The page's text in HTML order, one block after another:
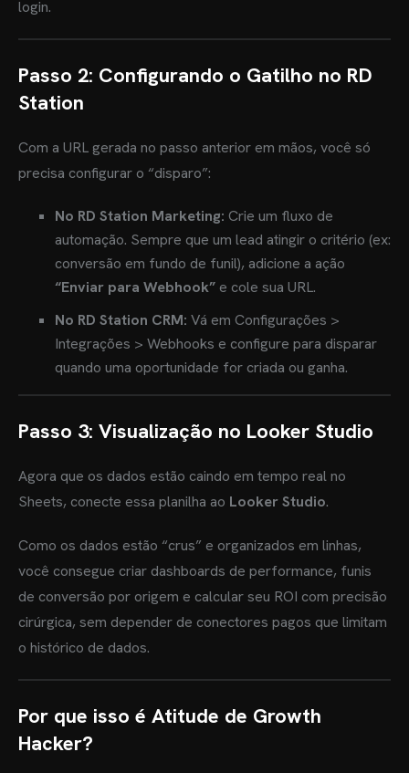
login.
Passo 2: Configurando o Gatilho no RD
Station
Com a URL gerada no passo anterior em mãos, você só
precisa configurar o “disparo”:
No RD Station Marketing: Crie um fluxo de
automação. Sempre que um lead atingir o critério (ex:
conversão em fundo de funil), adicione a ação
“Enviar para Webhook” e cole sua URL.
No RD Station CRM: Vá em Configurações >
Integrações > Webhooks e configure para disparar
quando uma oportunidade for criada ou ganha.
Passo 3: Visualização no Looker Studio
Agora que os dados estão caindo em tempo real no
Sheets, conecte essa planilha ao Looker Studio.
Como os dados estão “crus” e organizados em linhas,
você consegue criar dashboards de performance, funis
de conversão por origem e calcular seu ROI com precisão
cirúrgica, sem depender de conectores pagos que limitam
o histórico de dados.
Por que isso é Atitude de Growth
Hacker?